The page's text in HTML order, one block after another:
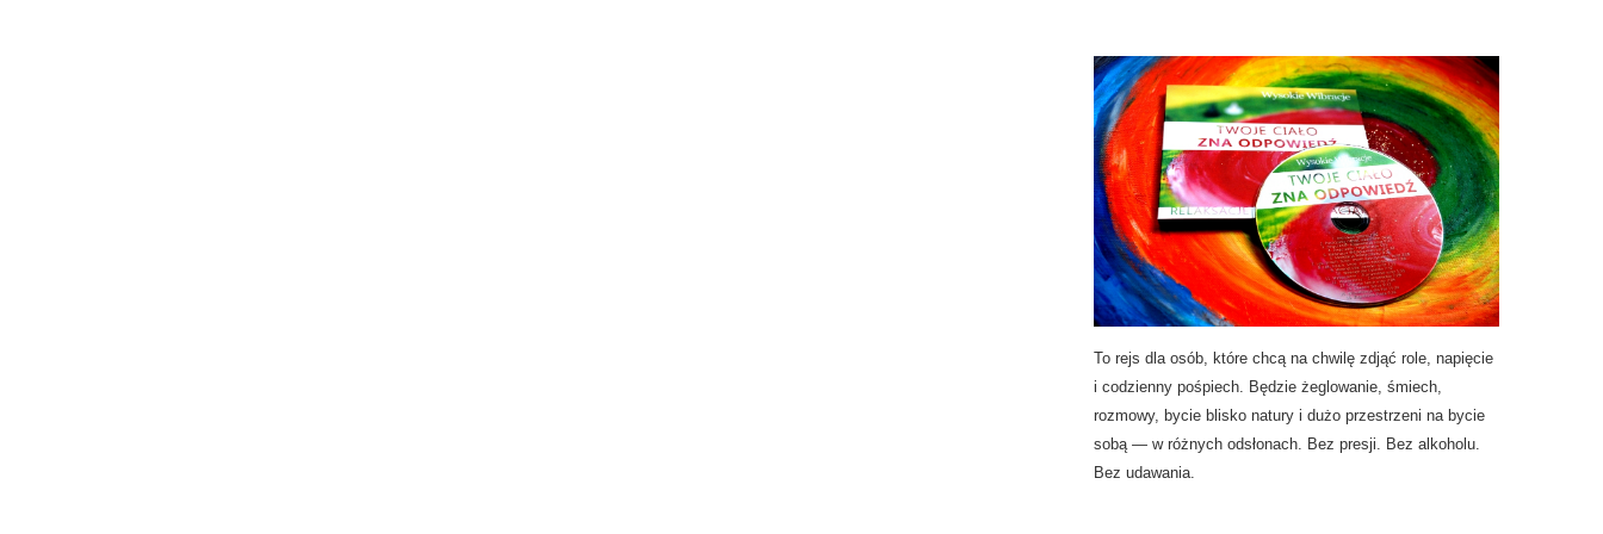
To rejs dla osób, które chcą na chwilę zdjąć role, napięcie
i codzienny pośpiech. Będzie żeglowanie, śmiech,
rozmowy, bycie blisko natury i dużo przestrzeni na bycie
sobą — w różnych odsłonach. Bez presji. Bez alkoholu.
Bez udawania.